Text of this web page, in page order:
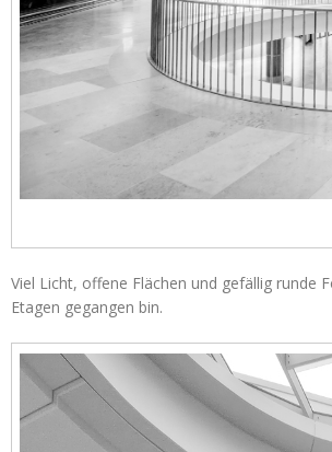
Viel Licht, offene Flächen und gefällig runde
Etagen gegangen bin.